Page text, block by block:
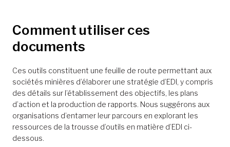
Comment utiliser ces
documents
Ces outils constituent une feuille de route permettant aux
sociétés minières d’élaborer une stratégie d’EDI, y compris
des détails sur l’établissement des objectifs, les plans
d’action et la production de rapports. Nous suggérons aux
organisations d’entamer leur parcours en explorant les
ressources de la trousse d’outils en matière d’EDI ci-
dessous.